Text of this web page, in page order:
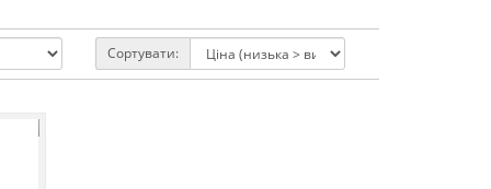
Сортувати: